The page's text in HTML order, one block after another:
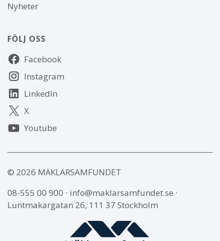
Nyheter
FÖLJ OSS
Följ
oss Facebook
Instagram
LinkedIn
X
Youtube
© 2026 MÄKLARSAMFUNDET
08-555 00 900 ∙ info@maklarsamfundet.se ∙
Luntmakargatan 26, 111 37 Stockholm